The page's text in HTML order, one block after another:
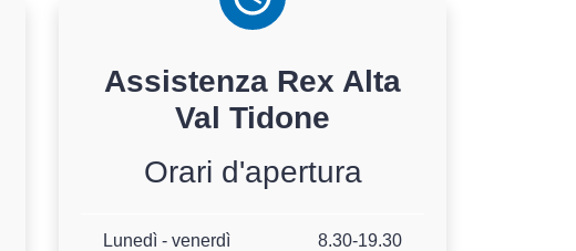
Assistenza Rex Alta
Val Tidone
Orari d'apertura
Lunedì - venerdì 8.30-19.30